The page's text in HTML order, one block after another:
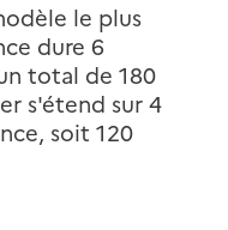
le plus
dure 6
total de 180
s'étend sur 4
soit 120